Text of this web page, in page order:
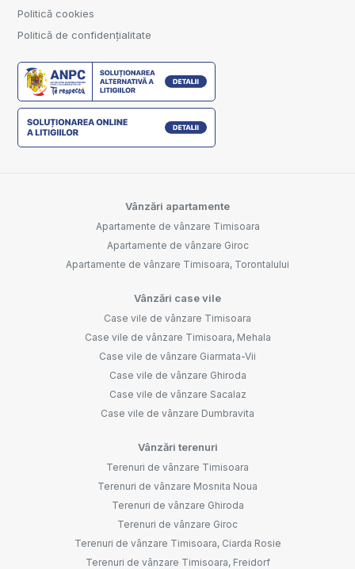
Politică cookies
Politică de confidențialitate
Vânzări apartamente
Apartamente de vânzare Timisoara
Apartamente de vânzare Giroc
Apartamente de vânzare Timisoara, Torontalului
Vânzări case vile
Case vile de vânzare Timisoara
Case vile de vânzare Timisoara, Mehala
Case vile de vânzare Giarmata-Vii
Case vile de vânzare Ghiroda
Case vile de vânzare Sacalaz
Case vile de vânzare Dumbravita
Vânzări terenuri
Terenuri de vânzare Timisoara
Terenuri de vânzare Mosnita Noua
Terenuri de vânzare Ghiroda
Terenuri de vânzare Giroc
Terenuri de vânzare Timisoara, Ciarda Rosie
Terenuri de vânzare Timisoara, Freidorf